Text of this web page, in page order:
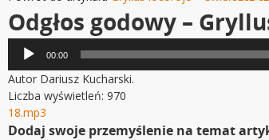
Odgłos godowy –
Odtwarzacz
plików
dźwiękowych
00:00
Autor Dariusz Kucharski.
Liczba wyświetleń: 970
18.mp3
Dodaj swoje przemyślenie na temat